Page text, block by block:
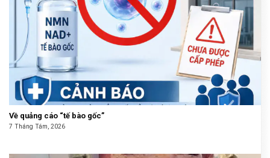
Về quảng cáo “tế bào gốc”
7 Tháng Tám, 2026